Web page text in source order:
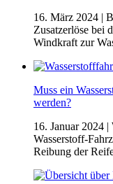
16. März 2024 |
Zusatzerlöse bei
Windkraft zur
Muss ein
werden?
16. Januar 2024 |
Wasserstoff-
Reibung der